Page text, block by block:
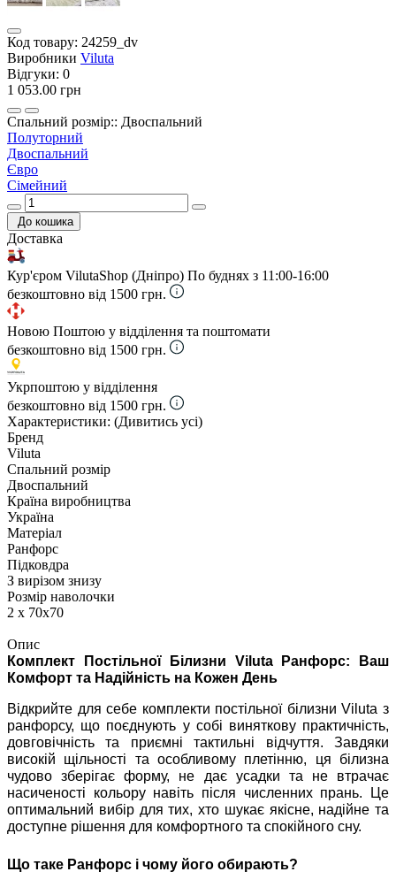
Код товару: 24259_dv
Виробники Viluta
Відгуки: 0
1 053.00 грн
Спальний розмір:: Двоспальний
Полуторний
Двоспальний
Євро
Сімейний
До кошика
Доставка
Кур'єром VilutaShop (Дніпро) По буднях з 11:00-16:00
безкоштовно від 1500 грн.
Новою Поштою у відділення та поштомати
безкоштовно від 1500 грн.
Укрпоштою у відділення
безкоштовно від 1500 грн.
Характеристики: (Дивитись усі)
Бренд
Viluta
Спальний розмір
Двоспальний
Країна виробництва
Україна
Матеріал
Ранфорс
Підковдра
З вирізом знизу
Розмір наволочки
2 х 70х70
Опис
Комплект Постільної Білизни Viluta Ранфорс: Ваш
Комфорт та Надійність на Кожен День
Відкрийте для себе комплекти постільної білизни Viluta з
ранфорсу, що поєднують у собі виняткову практичність,
довговічність та приємні тактильні відчуття. Завдяки
високій щільності та особливому плетінню, ця білизна
чудово зберігає форму, не дає усадки та не втрачає
насиченості кольору навіть після численних прань. Це
оптимальний вибір для тих, хто шукає якісне, надійне та
доступне рішення для комфортного та спокійного сну.
Що таке Ранфорс і чому його обирають?